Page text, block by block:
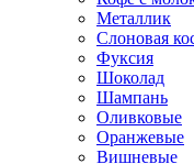
Металлик
Слоновая
Фуксия
Шоколад
Шампань
Оливковые
Оранжевые
Вишневые